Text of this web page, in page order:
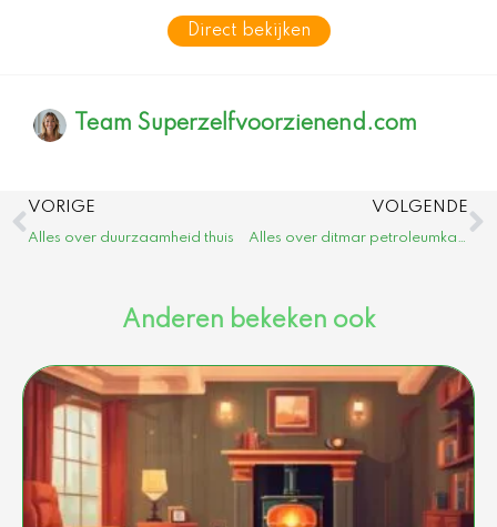
Direct bekijken
Team Superzelfvoorzienend.com
Vorige
VORIGE
Alles over duurzaamheid thuis
VOLGENDE
Anderen bekeken ook